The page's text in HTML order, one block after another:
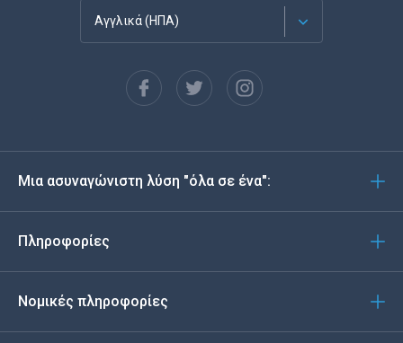
Αγγλικά (ΗΠΑ)
Español
Deutsch
Italiano
Μια ασυναγώνιστη λύση "όλα σε ένα":
Πληροφορίες
Νομικές πληροφορίες